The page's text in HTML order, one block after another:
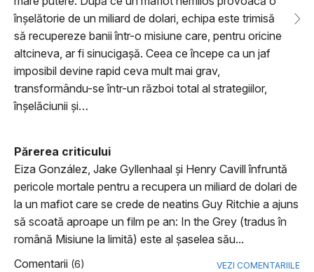
înșelătorie de un miliard de dolari, echipa este trimisă
să recupereze banii într-o misiune care, pentru oricine
altcineva, ar fi sinucigașă. Ceea ce începe ca un jaf
imposibil devine rapid ceva mult mai grav,
transformându-se într-un război total al strategiilor,
înșelăciunii și…
Părerea criticului
Eiza González, Jake Gyllenhaal și Henry Cavill înfruntă
pericole mortale pentru a recupera un miliard de dolari de
la un mafiot care se crede de neatins Guy Ritchie a ajuns
să scoată aproape un film pe an: In the Grey (tradus în
română Misiune la limită) este al șaselea său...
Comentarii (6) VEZI COMENTARIILE